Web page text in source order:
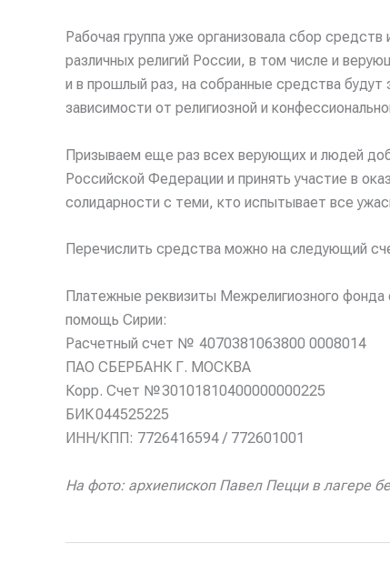
Рабочая группа уже организовала сбор
различных религий России, в том числе и
и в прошлый раз, на собранные средства
зависимости от религиозной и
Призываем еще раз всех верующих и людей
Российской Федерации и принять участие в
солидарности с теми, кто испытывает все
Перечислить средства можно на следующий
Платежные реквизиты Межрелигиозного фонда
помощь Сирии:
Расчетный счет № 4070381063800 0008014
ПАО СБЕРБАНК Г. МОСКВА
Корр. Счет № 30101810400000000225
БИК 044525225
ИНН/КПП: 7726416594 / 772601001
На фото: архиепископ Павел Пецци в лагере